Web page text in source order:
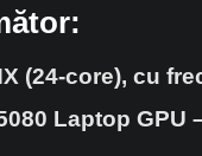
(24‑core), cu
Laptop GPU